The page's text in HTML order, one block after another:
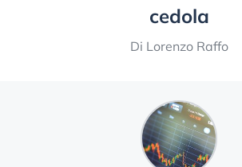
cedola
Di Lorenzo Raffo